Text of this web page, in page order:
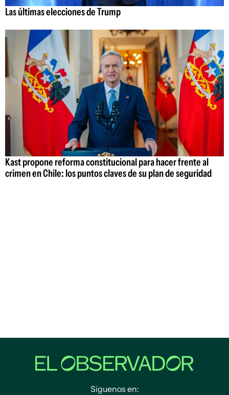
Las últimas elecciones de Trump
Kast propone reforma constitucional para hacer frente al
crimen en Chile: los puntos claves de su plan de seguridad
Siguenos en: